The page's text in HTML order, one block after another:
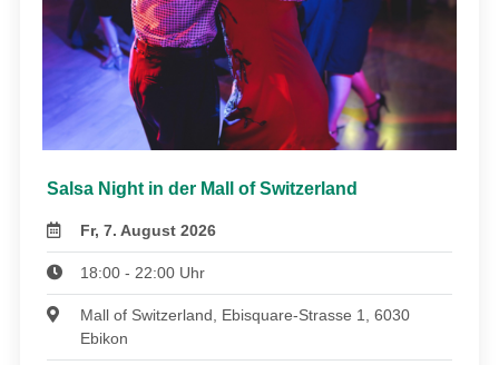
Salsa Night in der Mall of Switzerland
Fr, 7. August 2026
18:00 - 22:00 Uhr
Mall of Switzerland, Ebisquare-Strasse 1, 6030
Ebikon